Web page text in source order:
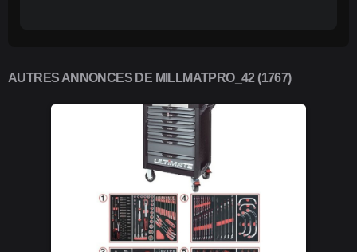
AUTRES ANNONCES DE MILLMATPRO_42 (1767)